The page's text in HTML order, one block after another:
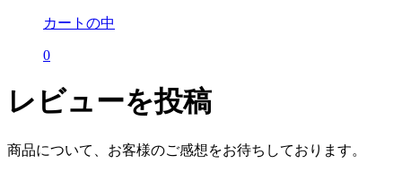
カートの中
0
レビューを投稿
商品について、お客様のご感想をお待ちしております。